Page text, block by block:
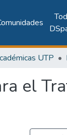
UTP
el